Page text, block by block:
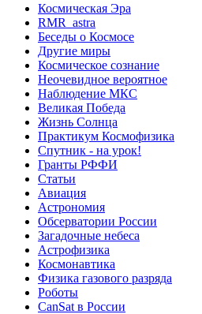
Космическая Эра
RMR_astra
Беседы о Космосе
Другие миры
Космическое сознание
Неочевидное вероятное
Наблюдение МКС
Великая Победа
Жизнь Солнца
Практикум Космофизика
Спутник - на урок!
Гранты РФФИ
Статьи
Авиация
Астрономия
Обсерватории России
Загадочные небеса
Астрофизика
Космонавтика
Физика газового разряда
Роботы
CanSat в России